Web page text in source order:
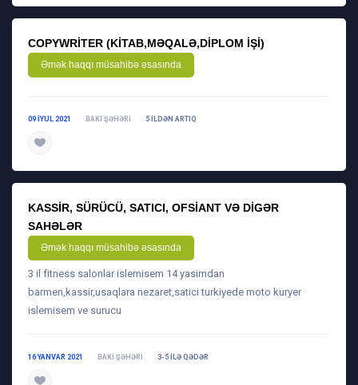
COPYWRITER (KITAB,MƏQALƏ,DIPLOM IŞI)
Əmək haqqı müsahibə əsasında
09 IYUL 2021 BAKI ŞƏHƏRI 5 ILDƏN ARTIQ
KASSIR, SÜRÜCÜ, SATICI, OFSIANT VƏ DIGƏR
SAHƏLƏR
Əmək haqqı müsahibə əsasında
3 il fitness salonlar islemisem 14 yasimdan
barmen,kassir,usaqlara nezaret,satici turkiyede moto kuryer
islemisem ve surucu
16 YANVAR 2021 BAKI ŞƏHƏRI 3-5 ILƏ QƏDƏR